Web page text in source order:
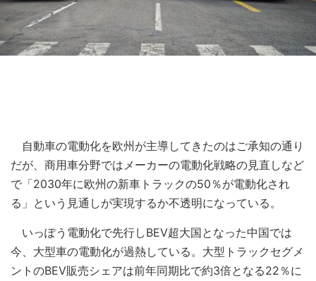
自動車の電動化を欧州が主導してきたのはご承知の通り
だが、商用車分野ではメーカーの電動化戦略の見直しなど
で「2030年に欧州の新車トラックの50％が電動化され
る」という見通しが実現するか不透明になっている。
いっぽう電動化で先行しBEV超大国となった中国では
今、大型車の電動化が過熱している。大型トラックセグメ
ントのBEV販売シェアは前年同期比で約3倍となる22％に